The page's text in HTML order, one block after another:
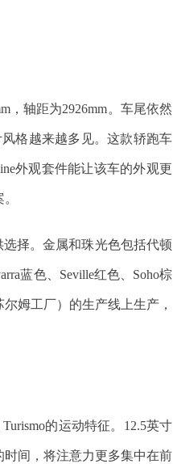
，轴距为2926mm。车尾依然
格越来越多见。这款轿跑车
外观套件能让该车的外观更
择。金属和珠光色包括代顿
蓝色、Seville红色、Soho棕
姆工厂）的生产线上生产，
的运动特征。12.5英寸
间，将注意力更多集中在前